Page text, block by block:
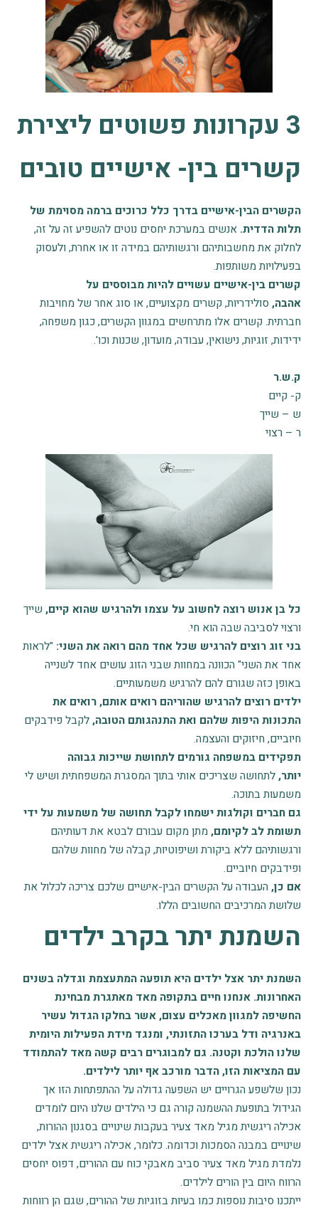
3 עקרונות פשוטים ליצירת
קשרים בין- אישיים טובים
הקשרים הבין-אישיים בדרך כלל כרוכים ברמה מסוימת של
תלות הדדית. אנשים במערכת יחסים נוטים להשפיע זה על זה,
לחלוק את מחשבותיהם ורגשותיהם במידה זו או אחרת, ולעסוק
בפעילויות משותפות.
קשרים בין-אישיים עשויים להיות מבוססים על
אהבה,סולידריות, קשרים מקצועיים, או סוג אחר של מחויבות
חברתית. קשרים אלו מתרחשים במגוון הקשרים, כגון משפחה,
ידידות, זוגיות, נישואין, עבודה, מועדון, שכנות וכו'.
ק.ש.ר
ק- קיים
ש – שייך
ר – רצוי
כל בן אנוש רוצה לחשוב על עצמו ולהרגיש שהוא קיים,שייך
ורצוי לסביבה שבה הוא חי.
בני זוג רוצים להרגיש שכל אחד מהם רואה את השני: "לראות
אחד את השני" הכוונה במחוות שבני הזוג עושים אחד לשנייה
באופן כזה שגורם להם להרגיש משמעותיים.
ילדים רוצים להרגיש שהוריהם רואים אותם, רואים את
התכונות היפות שלהם ואת התנהגותם הטובה,לקבל פידבקים
חיוביים, חיזוקים והעצמה.
תפקידים במשפחה גורמים לתחושת שייכות גבוהה
יותר,לתחושה שצריכים אותי בתוך המסגרת המשפחתית ושיש לי
משמעות בתוכה.
גם חברים וקולגות ישמחו לקבל תחושה של משמעות על ידי
תשומת לב לקיומם,מתן מקום עבורם לבטא את דעותיהם
ורגשותיהם ללא ביקורת ושיפוטיות, קבלה של מחוות שלהם
ופידבקים חיוביים.
אם כן,העבודה על הקשרים הבין-אישיים שלכם צריכה לכלול את
שלושת המרכיבים החשובים הללו.
השמנת יתר בקרב ילדים
השמנת יתר אצל ילדים היא תופעה המתעצמת וגדלה בשנים
האחרונות. אנחנו חיים בתקופה מאד מאתגרת מבחינת
החשיפה למגוון מאכלים עצום, אשר בחלקו הגדול עשיר
באנרגיה ודל בערכו התזונתי, ומנגד מידת הפעילות היומית
שלנו הולכת וקטנה. גם למבוגרים רבים קשה מאד להתמודד
עם המציאות הזו, הדבר מורכב אף יותר לילדים.
נכון שלשפע הגרויים יש השפעה גדולה על ההתפתחות הזו אך
הגידול בתופעת ההשמנה קורה גם כי הילדים שלנו היום לומדים
אכילה ריגשית מגיל מאד צעיר בעקבות שינויים בסגנון ההורות,
שינויים במבנה הסמכות וכדומה. כלומר, אכילה ריגשית אצל ילדים
נלמדת מגיל מאד צעיר סביב מאבקי כוח עם ההורים, דפוס יחסים
הרווח היום בין הורים לילדים.
ייתכנו סיבות נוספות כמו בעיות בזוגיות של ההורים, שגם הן רווחות